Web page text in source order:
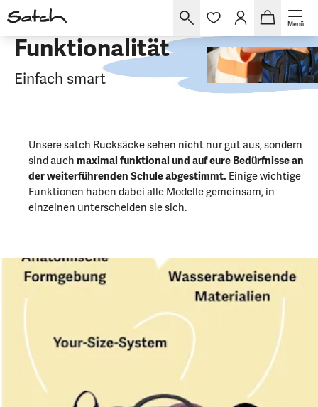
Menü
Funktionalität
Einfach smart
Unsere satch Rucksäcke sehen nicht nur gut aus, sondern
sind auch maximal funktional und auf eure Bedürfnisse an
der weiterführenden Schule abgestimmt. Einige wichtige
Funktionen haben dabei alle Modelle gemeinsam, in
einzelnen unterscheiden sie sich.